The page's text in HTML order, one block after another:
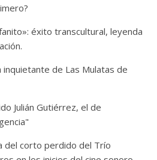
éxito transcultural, leyenda
inquietante de Las Mulatas de
Julián Gutiérrez, el de
del corto perdido del Trío